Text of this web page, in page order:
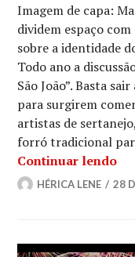
Imagem de capa:
dividem espaço
sobre a identidade
Todo ano a
São João”. Basta
para surgirem
artistas de
forró tradicional
Continuar lendo
HÉRICA LENE 28